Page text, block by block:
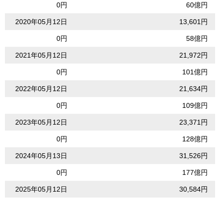
0円 60億円
2020年05月12日 13,601円
0円 58億円
2021年05月12日 21,972円
0円 101億円
2022年05月12日 21,634円
0円 109億円
2023年05月12日 23,371円
0円 128億円
2024年05月13日 31,526円
0円 177億円
2025年05月12日 30,584円